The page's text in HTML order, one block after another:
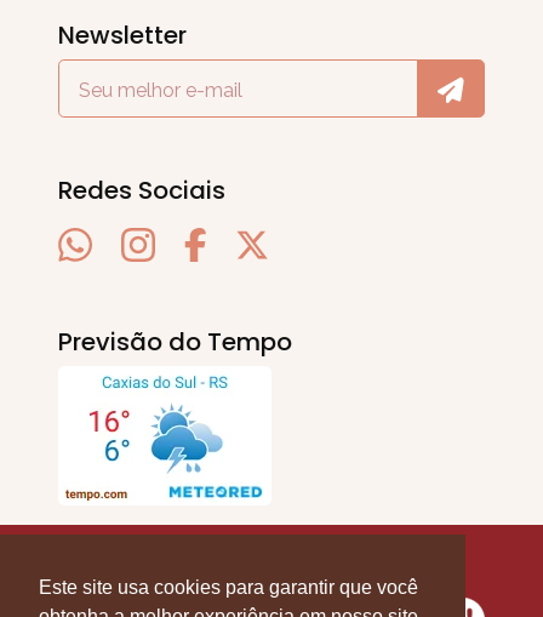
Este site usa cookies para garantir que você
Newsletter
Redes Sociais
Previsão do Tempo
Direitos Reservados.